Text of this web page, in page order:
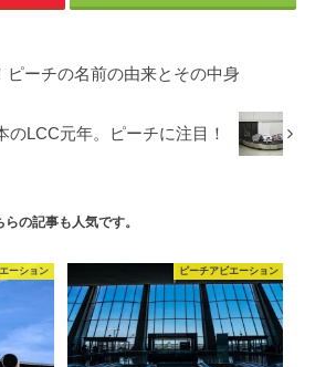
ピーチの名前の由来とその中身
のLCC元年。ピーチに注目！
らの記事も人気です。
ーション ピーチアビエーション